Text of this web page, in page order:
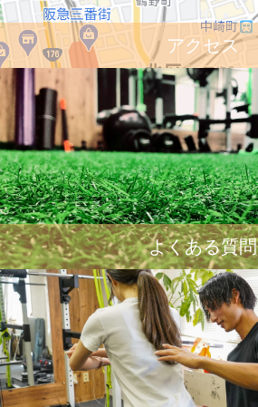
アクセス
よくある質問